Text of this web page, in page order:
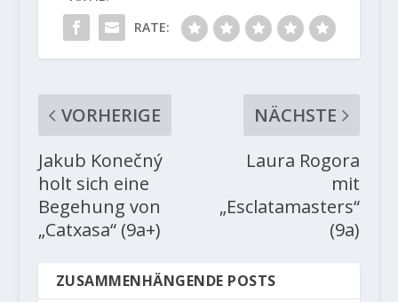
RATE:
VORHERIGE
Jakub Konečný
holt sich eine
Begehung von
„Catxasa“ (9a+)
NÄCHSTE
Laura Rogora
mit
„Esclatamasters“
(9a)
ZUSAMMENHÄNGENDE POSTS